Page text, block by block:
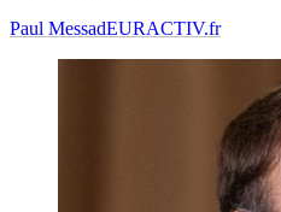
Paul MessadEURACTIV.fr